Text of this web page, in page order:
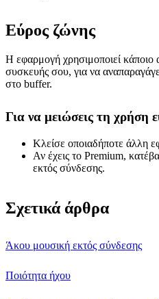
Εύρος ζώνης
Η εφαρμογή χρησιμοποιεί κάποιο
συσκευής σου, για να
στο buffer.
Για να μειώσεις τη χρήση
Κλείσε οποιαδήποτε άλλη
Αν έχεις το Premium,
εκτός σύνδεσης.
Σχετικά άρθρα
Άκου μουσική εκτός σύνδεσης
Ποιότητα ήχου